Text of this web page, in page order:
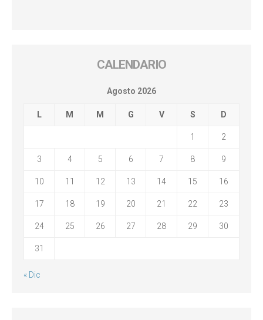
CALENDARIO
Agosto 2026
L M M G V S D
1 2
3 4 5 6 7 8 9
10 11 12 13 14 15 16
17 18 19 20 21 22 23
24 25 26 27 28 29 30
31
« Dic